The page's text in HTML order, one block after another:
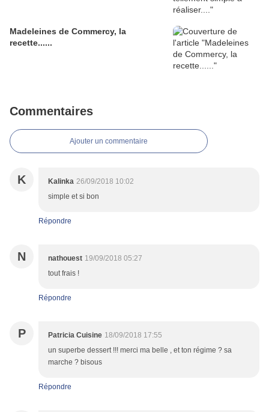
Madeleines de Commercy, la
recette......
Commentaires
Ajouter un commentaire
K Kalinka 26/09/2018 10:02
simple et si bon
Répondre
N nathouest 19/09/2018 05:27
tout frais !
Répondre
P Patricia Cuisine 18/09/2018 17:55
un superbe dessert !!! merci ma belle , et ton régime ? sa
marche ? bisous
Répondre